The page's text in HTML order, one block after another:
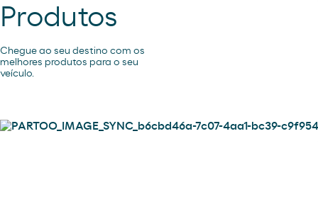
Produtos
Chegue ao seu destino com os
melhores produtos para o seu
veículo.